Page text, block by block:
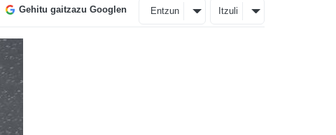
Gehitu gaitzazu Googlen Entzun Itzuli